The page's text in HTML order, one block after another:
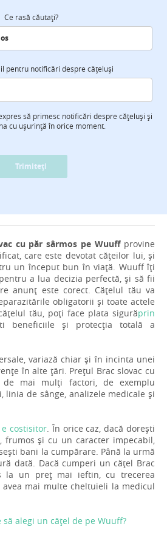
Ce rasă căutați?
pentru notificări despre cățeluși
să primesc notificări despre cățeluși și
cu ușurință în orice moment.
Trimiteți
cu păr sârmos pe Wuuffprovine
care este devotat cățeilor lui, și
un început bun în viață. Wuuff îți
a lua decizia perfectă, și să fii
anunț este corect. Cățelul tău va
obligatorii și toate actele
tău, poți face plata sigurăprin
beneficiile și protecția totală a
variază chiar și în incinta unei
în alte țări. Prețul Brac slovac cu
de mai mulți factori, de exemplu
linia de sânge, analizele medicale și
costisitor . În orice caz, dacă dorești
frumos și cu un caracter impecabil,
bani la cumpărare. Până la urmă
dată. Dacă cumperi un cățel Brac
la un preț mai ieftin, cu trecerea
mai multe cheltuieli la medicul
să alegi un cățel de pe Wuuff?